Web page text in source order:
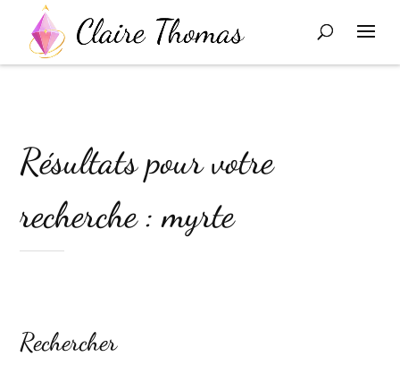
Résultats pour votre
recherche : myrte
Rechercher